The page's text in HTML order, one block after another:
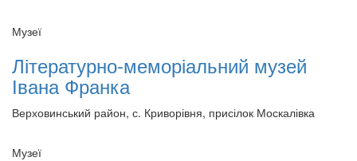
Музеї
Літературно-меморіальний музей
Івана Франка
Верховинський район, с. Криворівня, присілок Москалівка
Музеї